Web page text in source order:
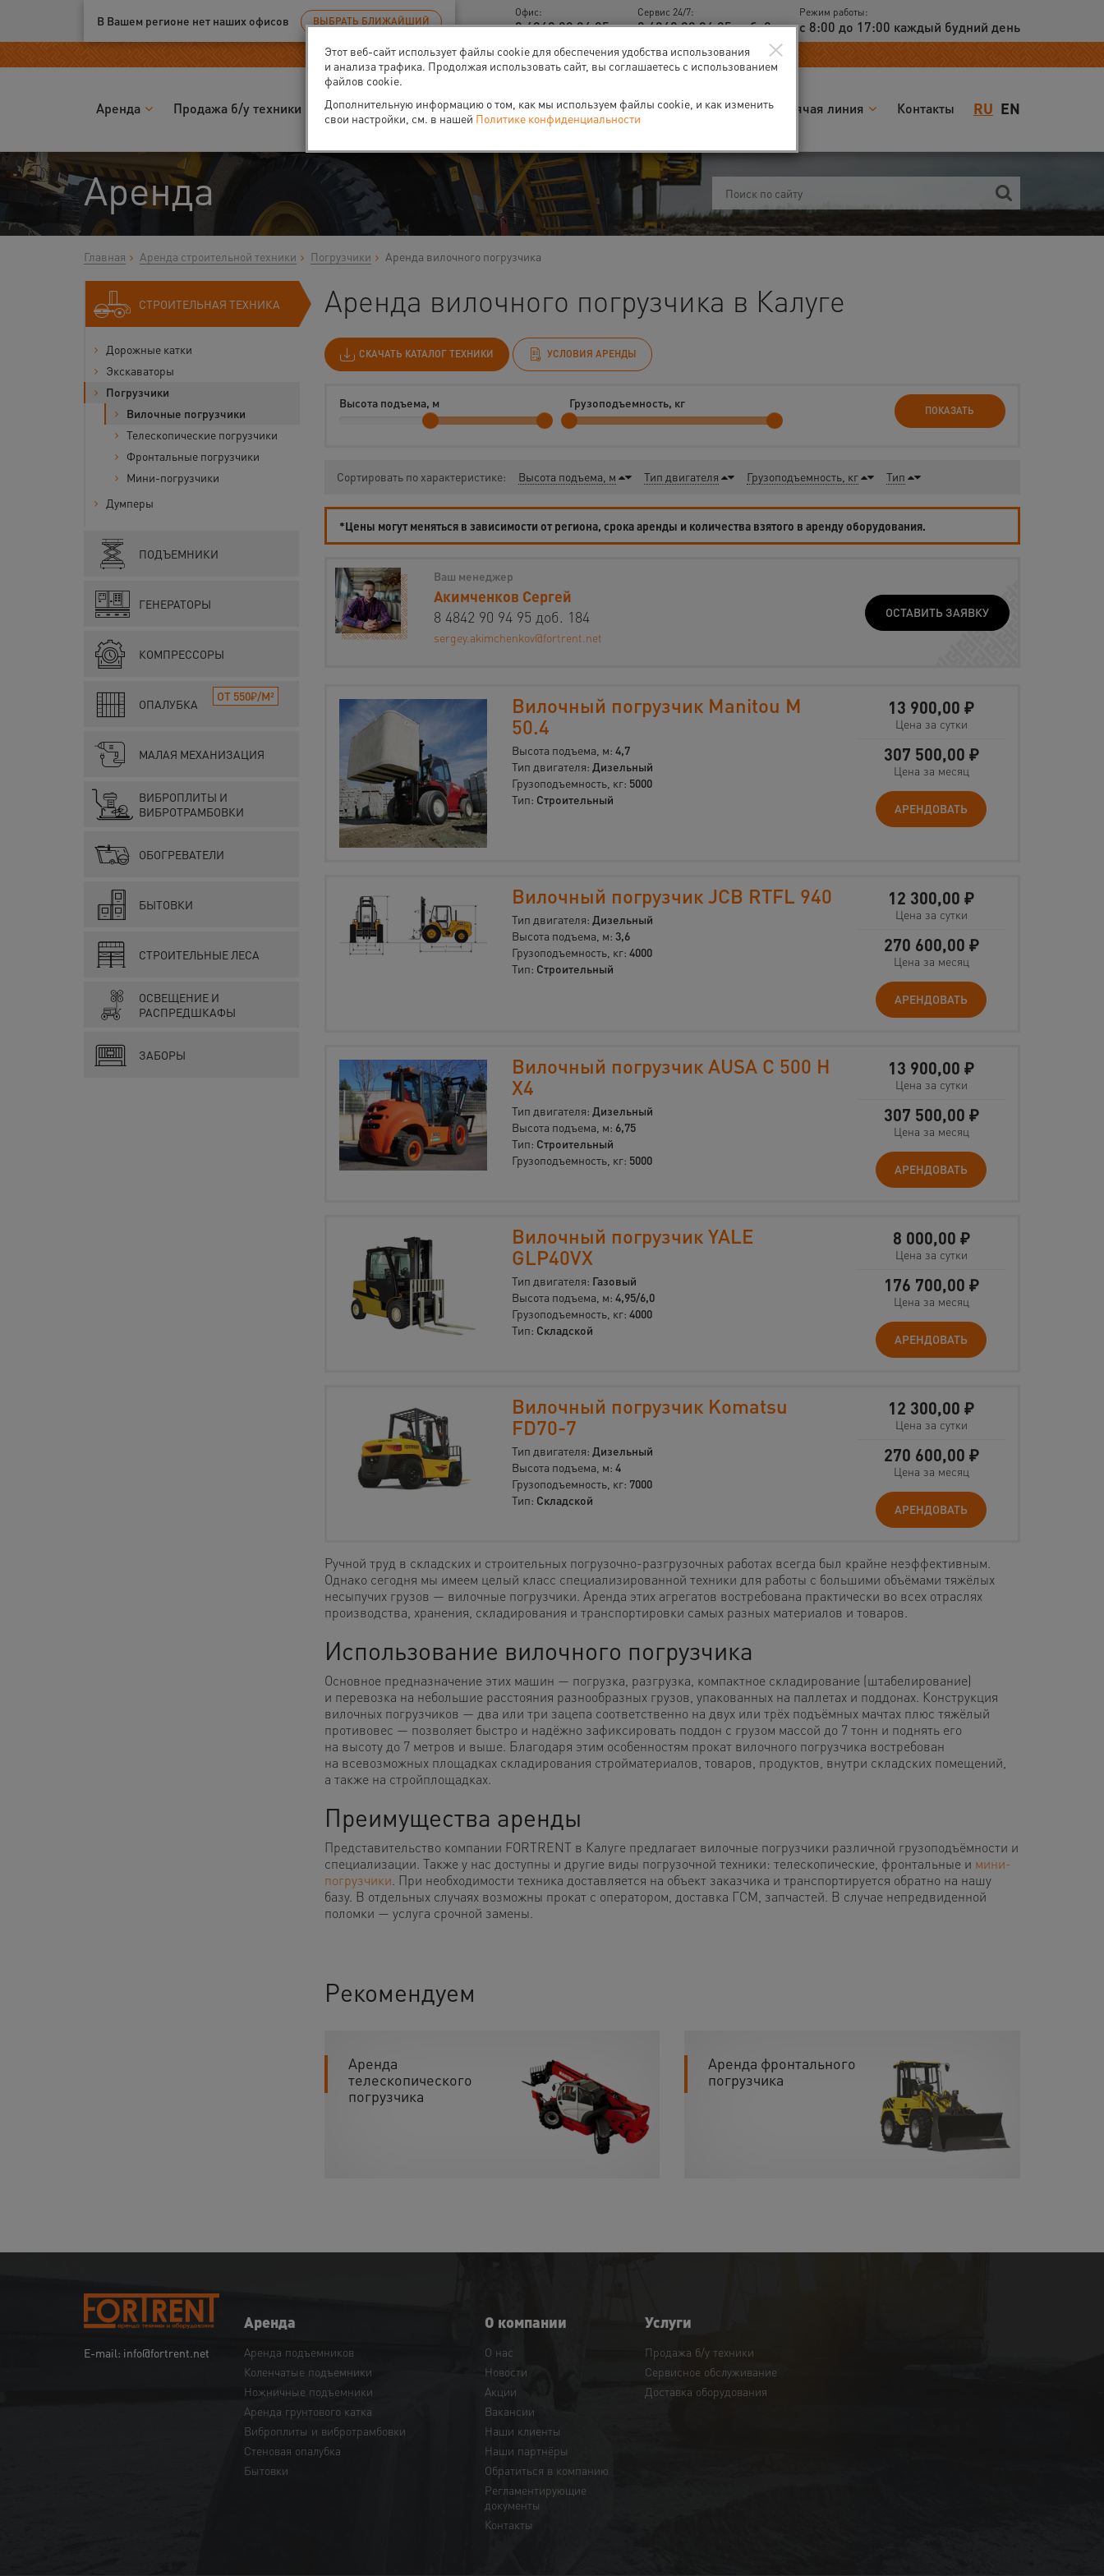
Ваш город:Калуга
В Вашем регионе нет наших офисов ВЫБРАТЬ БЛИЖАЙШИЙ
Офис:
8 4842 90 94 95
Сервис 24/7:
8 4842 90 94 95 доб. 2
Режим работы:
с 8:00 до 17:00 каждый будний день
RU EN
Аренда Продажа б/у техники Запчасти О нас События Горячая линия Контакты
Аренда
Главная Аренда строительной техники Погрузчики Аренда вилочного погрузчика
СТРОИТЕЛЬНАЯ ТЕХНИКА
Дорожные катки
Экскаваторы
Погрузчики
Вилочные погрузчики
Телескопические погрузчики
Фронтальные погрузчики
Мини-погрузчики
Думперы
ПОДЪЕМНИКИ
ГЕНЕРАТОРЫ
КОМПРЕССОРЫ
ОПАЛУБКА
ОТ 550₽/М²
МАЛАЯ МЕХАНИЗАЦИЯ
ВИБРОПЛИТЫ И
ВИБРОТРАМБОВКИ
ОБОГРЕВАТЕЛИ
БЫТОВКИ
СТРОИТЕЛЬНЫЕ ЛЕСА
ОСВЕЩЕНИЕ И
РАСПРЕДШКАФЫ
ЗАБОРЫ
Аренда вилочного погрузчика в Калуге
СКАЧАТЬ КАТАЛОГ ТЕХНИКИ УСЛОВИЯ АРЕНДЫ
Высота подъема, м Грузоподъемность, кг
ПОКАЗАТЬ
Сортировать по характеристике: Высота подъема, м Тип двигателя Грузоподъемность, кг Тип
*Цены могут меняться в зависимости от региона, срока аренды и количества взятого в аренду оборудования.
Ваш менеджер
Акимченков Сергей
8 4842 90 94 95 доб. 184
sergey.akimchenkov@fortrent.net
ОСТАВИТЬ ЗАЯВКУ
Вилочный погрузчик Manitou М
50.4
Высота подъема, м: 4,7
Тип двигателя: Дизельный
Грузоподъемность, кг: 5000
Тип: Строительный
13 900,00 ₽
Цена за сутки
307 500,00 ₽
Цена за месяц
АРЕНДОВАТЬ
Вилочный погрузчик JCB RTFL 940
Тип двигателя: Дизельный
Высота подъема, м: 3,6
Грузоподъемность, кг: 4000
Тип: Строительный
12 300,00 ₽
Цена за сутки
270 600,00 ₽
Цена за месяц
АРЕНДОВАТЬ
Вилочный погрузчик AUSA C 500 H
X4
Тип двигателя: Дизельный
Высота подъема, м: 6,75
Тип: Строительный
Грузоподъемность, кг: 5000
13 900,00 ₽
Цена за сутки
307 500,00 ₽
Цена за месяц
АРЕНДОВАТЬ
Вилочный погрузчик YALE
GLP40VX
Тип двигателя: Газовый
Высота подъема, м: 4,95/6,0
Грузоподъемность, кг: 4000
Тип: Складской
8 000,00 ₽
Цена за сутки
176 700,00 ₽
Цена за месяц
АРЕНДОВАТЬ
Вилочный погрузчик Komatsu
FD70-7
Тип двигателя: Дизельный
Высота подъема, м: 4
Грузоподъемность, кг: 7000
Тип: Складской
12 300,00 ₽
Цена за сутки
270 600,00 ₽
Цена за месяц
АРЕНДОВАТЬ
Ручной труд в складских и строительных погрузочно-разгрузочных работах всегда был крайне неэффективным.
Однако сегодня мы имеем целый класс специализированной техники для работы с большими объёмами тяжёлых
несыпучих грузов — вилочные погрузчики. Аренда этих агрегатов востребована практически во всех отраслях
производства, хранения, складирования и транспортировки самых разных материалов и товаров.
Использование вилочного погрузчика
Основное предназначение этих машин — погрузка, разгрузка, компактное складирование (штабелирование)
и перевозка на небольшие расстояния разнообразных грузов, упакованных на паллетах и поддонах. Конструкция
вилочных погрузчиков — два или три зацепа соответственно на двух или трёх подъёмных мачтах плюс тяжёлый
противовес — позволяет быстро и надёжно зафиксировать поддон с грузом массой до 7 тонн и поднять его
на высоту до 7 метров и выше. Благодаря этим особенностям прокат вилочного погрузчика востребован
на всевозможных площадках складирования стройматериалов, товаров, продуктов, внутри складских помещений,
а также на стройплощадках.
Преимущества аренды
Представительство компании FORTRENT в Калуге предлагает вилочные погрузчики различной грузоподъёмности и
специализации. Также у нас доступны и другие виды погрузочной техники: телескопические, фронтальные и мини-
погрузчики . При необходимости техника доставляется на объект заказчика и транспортируется обратно на нашу
базу. В отдельных случаях возможны прокат с оператором, доставка ГСМ, запчастей. В случае непредвиденной
поломки — услуга срочной замены.
Рекомендуем
Аренда
телескопического
погрузчика
Аренда фронтального
погрузчика
E-mail: info@fortrent.net
Аренда
Аренда подъемников
Коленчатые подъемники
Ножничные подъемники
Аренда грунтового катка
Виброплиты и вибротрамбовки
Cтеновая опалубка
Бытовки
О компании
О нас
Новости
Акции
Вакансии
Наши клиенты
Наши партнёры
Обратиться в компанию
Регламентирующие
документы
Контакты
Услуги
Продажа б/у техники
Сервисное обслуживание
Доставка оборудования
×
Этот веб-сайт использует файлы cookie для обеспечения удобства использования
и анализа трафика. Продолжая использовать сайт, вы соглашаетесь с использованием
файлов cookie.
Дополнительную информацию о том, как мы используем файлы cookie, и как изменить
свои настройки, см. в нашей Политике конфиденциальности